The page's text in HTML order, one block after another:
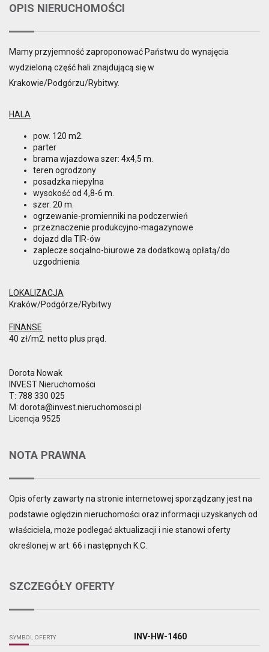
OPIS NIERUCHOMOŚCI
Mamy przyjemność zaproponować Państwu do wynajęcia
wydzieloną część hali znajdującą się w
Krakowie/Podgórzu/Rybitwy.
HALA
pow. 120 m2.
parter
brama wjazdowa szer: 4x4,5 m.
teren ogrodzony
posadzka niepylna
wysokość od 4,8-6 m.
szer. 20 m.
ogrzewanie-promienniki na podczerwień
przeznaczenie produkcyjno-magazynowe
dojazd dla TIR-ów
zaplecze socjalno-biurowe za dodatkową opłatą/do
uzgodnienia
LOKALIZACJA
Kraków/Podgórze/Rybitwy
FINANSE
40 zł/m2. netto plus prąd.
Dorota Nowak
INVEST Nieruchomości
T: 788 330 025
M: dorota@invest.nieruchomosci.pl
Licencja 9525
NOTA PRAWNA
Opis oferty zawarty na stronie internetowej sporządzany jest na
podstawie oględzin nieruchomości oraz informacji uzyskanych od
właściciela, może podlegać aktualizacji i nie stanowi oferty
określonej w art. 66 i następnych K.C.
SZCZEGÓŁY OFERTY
SYMBOL OFERTY INV-HW-1460